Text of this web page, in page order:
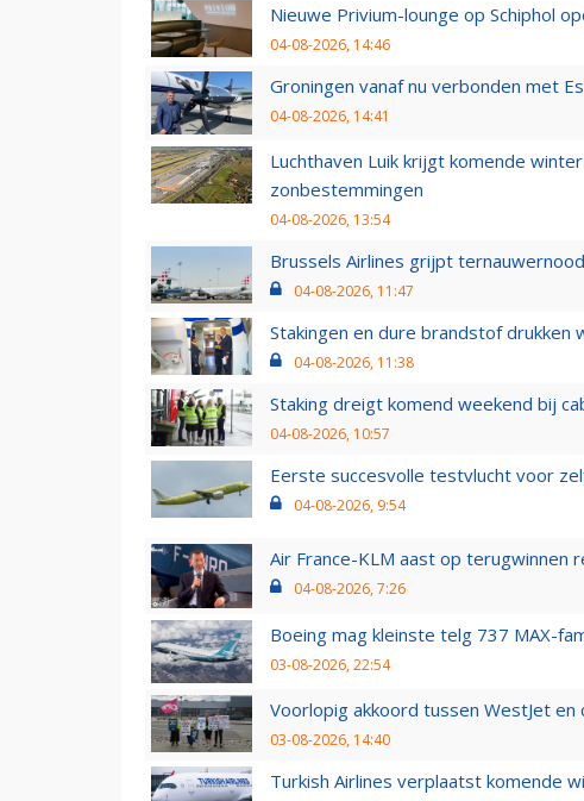
Nieuwe Privium-lounge op Schiphol
04-08-2026, 14:46
Groningen vanaf nu verbonden met
04-08-2026, 14:41
Luchthaven Luik krijgt komende
zonbestemmingen
04-08-2026, 13:54
Brussels Airlines grijpt
04-08-2026, 11:47
Stakingen en dure brandstof drukken
04-08-2026, 11:38
Staking dreigt komend weekend bij
04-08-2026, 10:57
Eerste succesvolle testvlucht voor
04-08-2026, 9:54
Air France-KLM aast op terugwinnen
04-08-2026, 7:26
Boeing mag kleinste telg 737 MAX-
03-08-2026, 22:54
Voorlopig akkoord tussen WestJet
03-08-2026, 14:40
Turkish Airlines verplaatst komende